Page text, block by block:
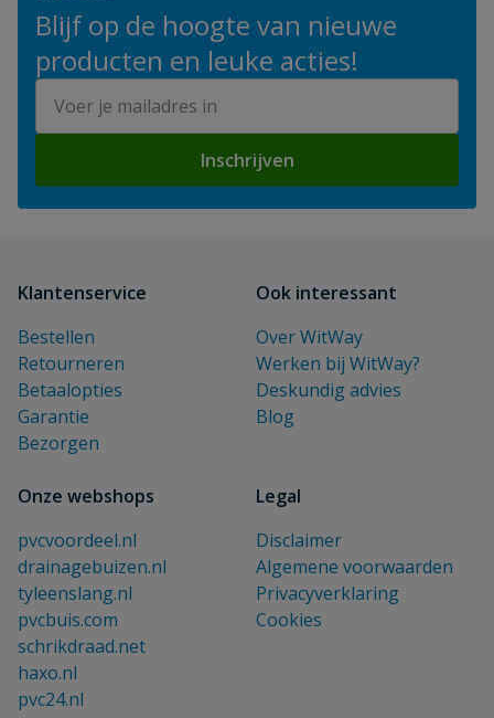
Blijf op de hoogte van nieuwe
producten en leuke acties!
Inschrijven
Klantenservice
Bestellen
Retourneren
Betaalopties
Garantie
Bezorgen
Ook interessant
Over WitWay
Werken bij WitWay?
Deskundig advies
Blog
Onze webshops
pvcvoordeel.nl
drainagebuizen.nl
tyleenslang.nl
pvcbuis.com
schrikdraad.net
haxo.nl
pvc24.nl
Legal
Disclaimer
Algemene voorwaarden
Privacyverklaring
Cookies